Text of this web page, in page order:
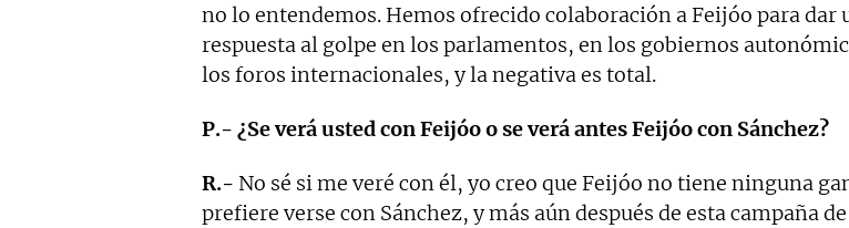
no lo entendemos. Hemos ofrecido colaboración a Feijóo para dar
respuesta al golpe en los parlamentos, en los gobiernos
los foros internacionales, y la negativa es total.
P.- ¿Se verá usted con Feijóo o se verá antes Feijóo con Sánchez?
R.- No sé si me veré con él, yo creo que Feijóo no tiene ninguna
prefiere verse con Sánchez, y más aún después de esta campaña de